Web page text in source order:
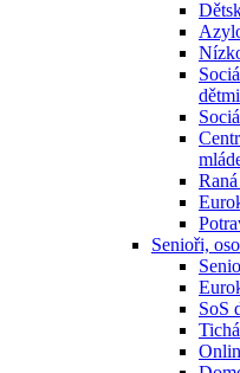
dětmi
Senioři,
SoS